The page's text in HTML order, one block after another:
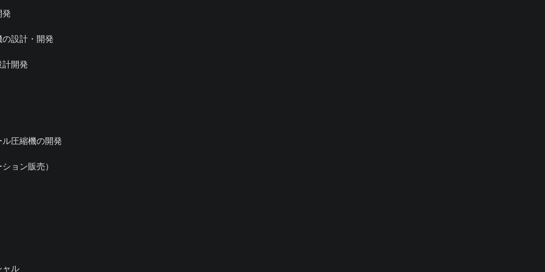
発
設計・開発
開発
圧縮機の開発
ョン販売）
ャル